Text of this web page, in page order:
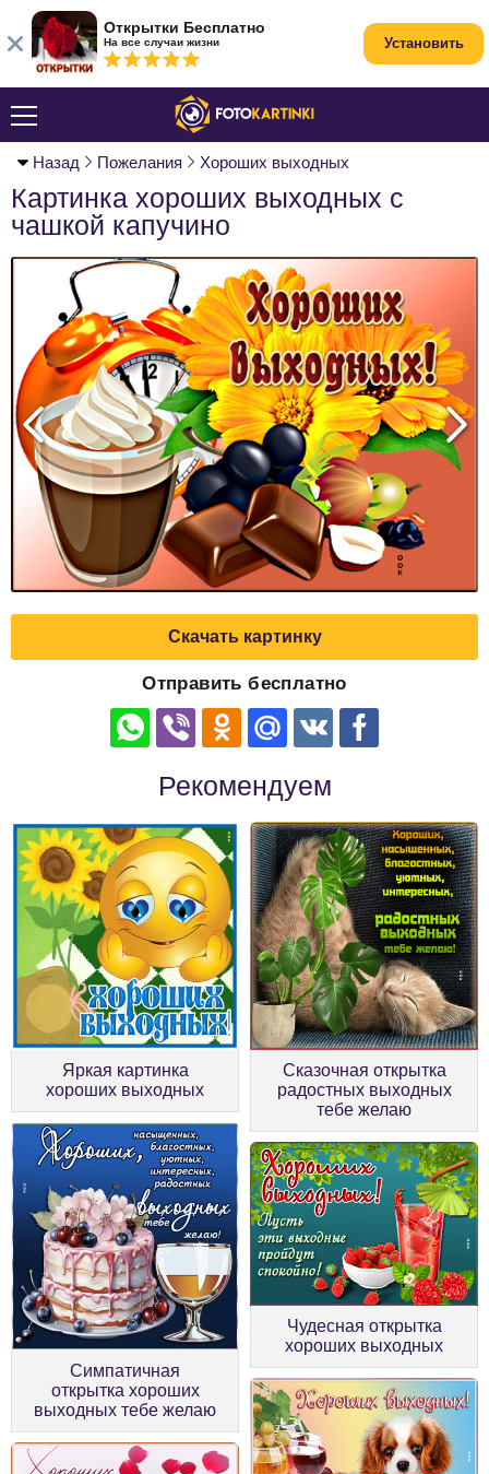
Назад Пожелания Хороших выходных
Картинка хороших выходных с
чашкой капучино
Скачать картинку
Отправить бесплатно
Рекомендуем
Яркая картинка
хороших выходных
Сказочная открытка
радостных выходных
тебе желаю
Симпатичная
открытка хороших
выходных тебе желаю
Чудесная открытка
хороших выходных
Открытки Бесплатно
На все случаи жизни Установить